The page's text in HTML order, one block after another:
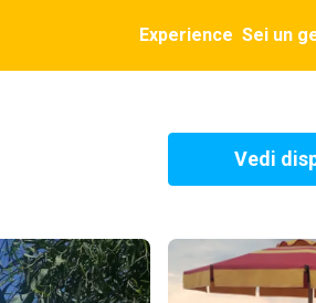
Experience Sei un
Vedi